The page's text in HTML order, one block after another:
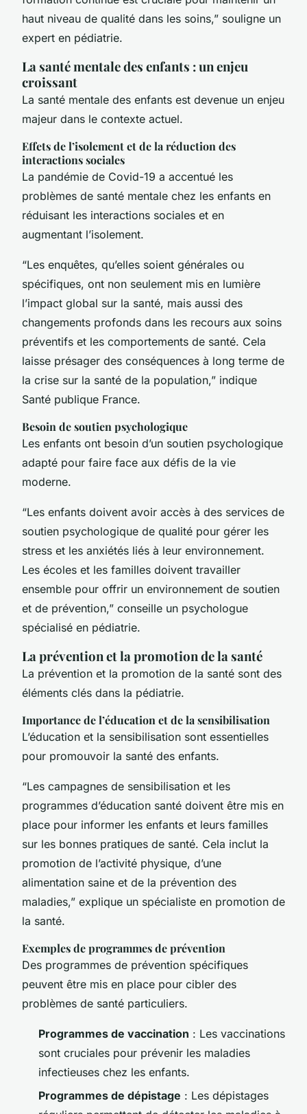
haut niveau de qualité dans les soins,” souligne un
expert en pédiatrie.
La santé mentale des enfants : un enjeu
croissant
La santé mentale des enfants est devenue un enjeu
majeur dans le contexte actuel.
Effets de l’isolement et de la réduction des
interactions sociales
La pandémie de Covid-19 a accentué les
problèmes de santé mentale chez les enfants en
réduisant les interactions sociales et en
augmentant l’isolement.
“Les enquêtes, qu’elles soient générales ou
spécifiques, ont non seulement mis en lumière
l’impact global sur la santé, mais aussi des
changements profonds dans les recours aux soins
préventifs et les comportements de santé. Cela
laisse présager des conséquences à long terme de
la crise sur la santé de la population,” indique
Santé publique France.
Besoin de soutien psychologique
Les enfants ont besoin d’un soutien psychologique
adapté pour faire face aux défis de la vie
moderne.
“Les enfants doivent avoir accès à des services de
soutien psychologique de qualité pour gérer les
stress et les anxiétés liés à leur environnement.
Les écoles et les familles doivent travailler
ensemble pour offrir un environnement de soutien
et de prévention,” conseille un psychologue
spécialisé en pédiatrie.
La prévention et la promotion de la santé
La prévention et la promotion de la santé sont des
éléments clés dans la pédiatrie.
Importance de l’éducation et de la sensibilisation
L’éducation et la sensibilisation sont essentielles
pour promouvoir la santé des enfants.
“Les campagnes de sensibilisation et les
programmes d’éducation santé doivent être mis en
place pour informer les enfants et leurs familles
sur les bonnes pratiques de santé. Cela inclut la
promotion de l’activité physique, d’une
alimentation saine et de la prévention des
maladies,” explique un spécialiste en promotion de
la santé.
Exemples de programmes de prévention
Des programmes de prévention spécifiques
peuvent être mis en place pour cibler des
problèmes de santé particuliers.
Programmes de vaccination : Les vaccinations
sont cruciales pour prévenir les maladies
infectieuses chez les enfants.
Programmes de dépistage : Les dépistages